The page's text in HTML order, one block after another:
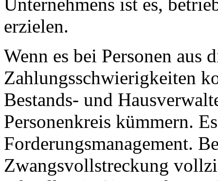
erzielen.
Wenn es bei Personen aus
Zahlungsschwierigkeiten
Bestands- und
Personenkreis kümmern.
Forderungsmanagement.
Zwangsvollstreckung